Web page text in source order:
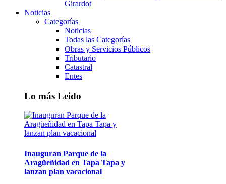
Girardot
Noticias
Categorías
Noticias
Todas las Categorías
Obras y Servicios Públicos
Tributario
Catastral
Entes
Lo más Leido
Inauguran Parque de la
Aragüeñidad en Tapa Tapa y
lanzan plan vacacional